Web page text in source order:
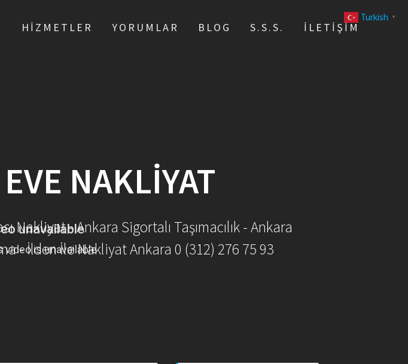
HIZMETLER YORUMLAR BLOG S.S.S. İLETIŞIM
NAKLIYAT
Nakliyat - Ankara Sigortalı Taşımacılık - Ankara
- İlden İle Nakliyat Ankara 0 (312) 276 75 93
Turkish ▼